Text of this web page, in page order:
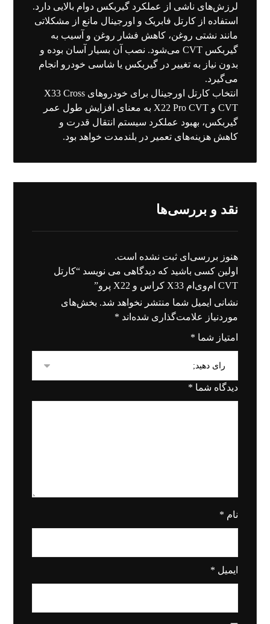
لرزش‌های ناشی از عملکرد گیربکس دوام بالایی دارد.
استفاده از کارتل فابریک و اورجینال مانع از مشکلاتی
مانند نشتی روغن، کاهش فشار روغن و آسیب به
گیربکس CVT می‌شود. نصب آن بسیار آسان بوده و
بدون نیاز به تغییر در گیربکس یا شاسی خودرو انجام
می‌گیرد.
انتخاب کارتل اورجینال برای خودروهای X33 Cross
CVT و X22 Pro CVT به معنای افزایش طول عمر
گیربکس، بهبود عملکرد سیستم انتقال قدرت و
کاهش هزینه‌های تعمیر در بلندمدت خواهد بود.
نقد و بررسی‌ها
هنوز بررسی‌ای ثبت نشده است.
اولین کسی باشید که دیدگاهی می نویسد “کارتل
CVT ام‌وی‌ام X33 کراس و X22 پرو”
نشانی ایمیل شما منتشر نخواهد شد. بخش‌های
موردنیاز علامت‌گذاری شده‌اند *
امتیاز شما *
دیدگاه شما *
نام *
ایمیل *